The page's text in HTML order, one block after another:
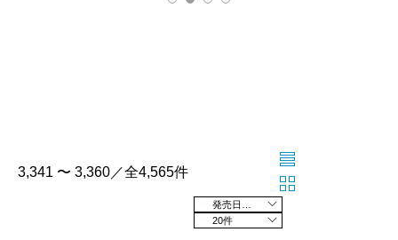
3,341 〜 3,360／全4,565件
20件